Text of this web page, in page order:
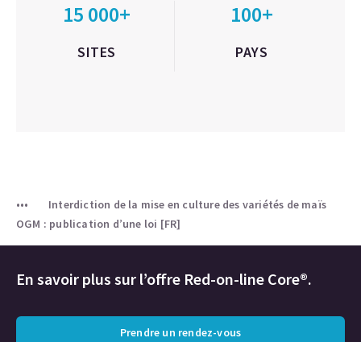
15 000+
SITES
100+
PAYS
Interdiction de la mise en culture des variétés de maïs
OGM : publication d’une loi [FR]
En savoir plus sur l’offre Red-on-line Core®.
Prendre un rendez-vous